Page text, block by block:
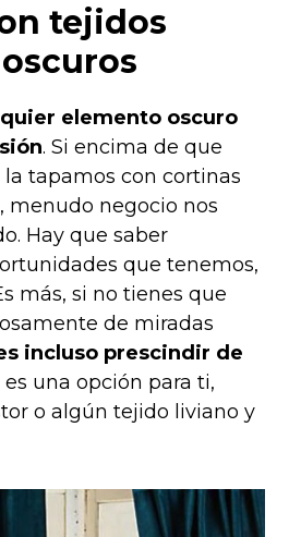
tejidos
elemento oscuro
. Si encima de que
tapamos con cortinas
menudo negocio nos
Hay que saber
que tenemos,
más, si no tienes que
de miradas
incluso prescindir de
es una opción para ti,
o algún tejido liviano y